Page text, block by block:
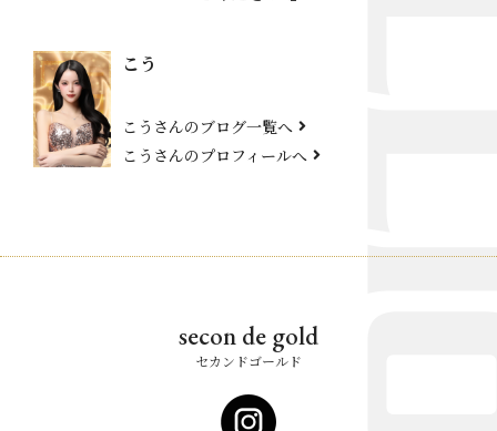
こう
こうさんのブログ一覧へ
こうさんのプロフィールへ
secon de gold
セカンドゴールド